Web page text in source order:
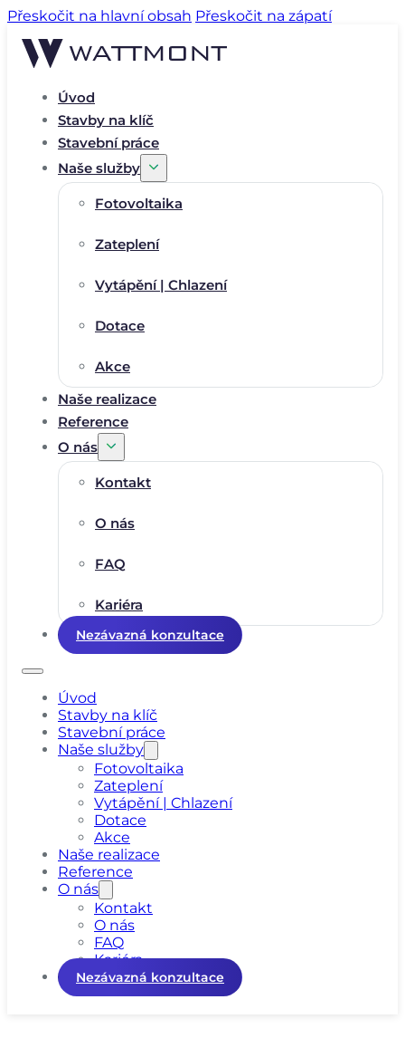
Přeskočit na hlavní obsah Přeskočit na zápatí
Úvod
Stavby na klíč
Stavební práce
Naše služby
Fotovoltaika
Zateplení
Vytápění | Chlazení
Dotace
Akce
Naše realizace
Reference
O nás
Kontakt
O nás
FAQ
Kariéra
Nezávazná konzultace
Úvod
Stavby na klíč
Stavební práce
Naše služby
Fotovoltaika
Zateplení
Vytápění | Chlazení
Dotace
Akce
Naše realizace
Reference
O nás
Kontakt
O nás
FAQ
Kariéra
Nezávazná konzultace